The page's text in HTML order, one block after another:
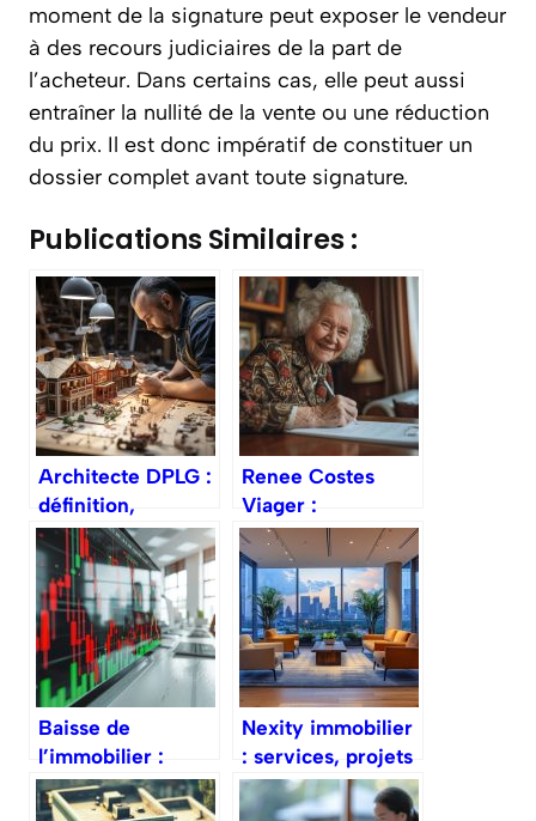
moment de la signature peut exposer le vendeur
à des recours judiciaires de la part de
l’acheteur. Dans certains cas, elle peut aussi
entraîner la nullité de la vente ou une réduction
du prix. Il est donc impératif de constituer un
dossier complet avant toute signature.
Publications Similaires :
Architecte DPLG :
définition,
missions et
différence avec le
HMONP
Renee Costes
Viager :
comprendre le
viager et ses
mecanismes en
France
Baisse de
l’immobilier :
comprendre les
causes et saisir les
Nexity immobilier
: services, projets
et fonctionnement
du groupe